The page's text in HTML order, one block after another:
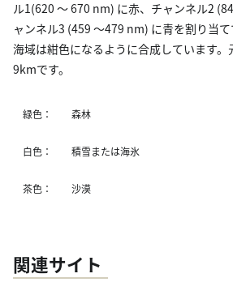
ル1(620 〜 670 nm) に赤、チャンネル2
ャンネル3 (459 〜479 nm) に青を割り当
海域は紺色になるように合成しています。
9kmです。
緑色： 森林
白色： 積雪または海氷
茶色： 沙漠
関連サイト